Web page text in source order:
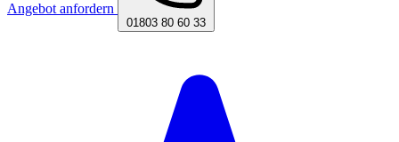
Angebot anfordern
01803 80 60 33